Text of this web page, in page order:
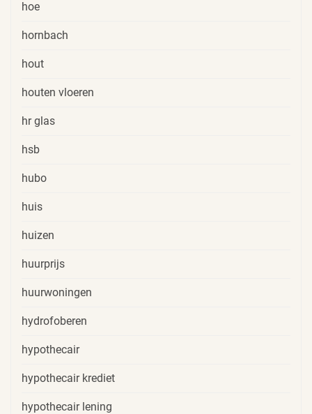
hoe
hornbach
hout
houten vloeren
hr glas
hsb
hubo
huis
huizen
huurprijs
huurwoningen
hydrofoberen
hypothecair
hypothecair krediet
hypothecair lening